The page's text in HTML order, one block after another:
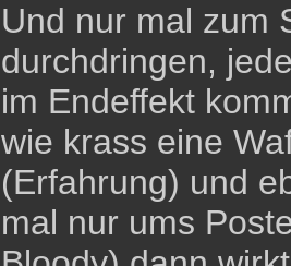
Und nur mal zum
durchdringen,
im Endeffekt
wie krass eine
(Erfahrung) und
mal nur ums